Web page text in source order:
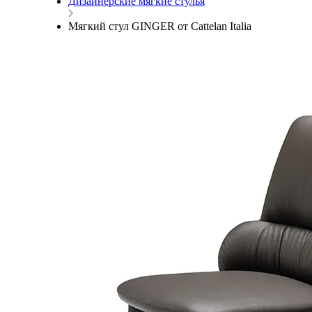
Мягкий стул GINGER от Cattelan Italia